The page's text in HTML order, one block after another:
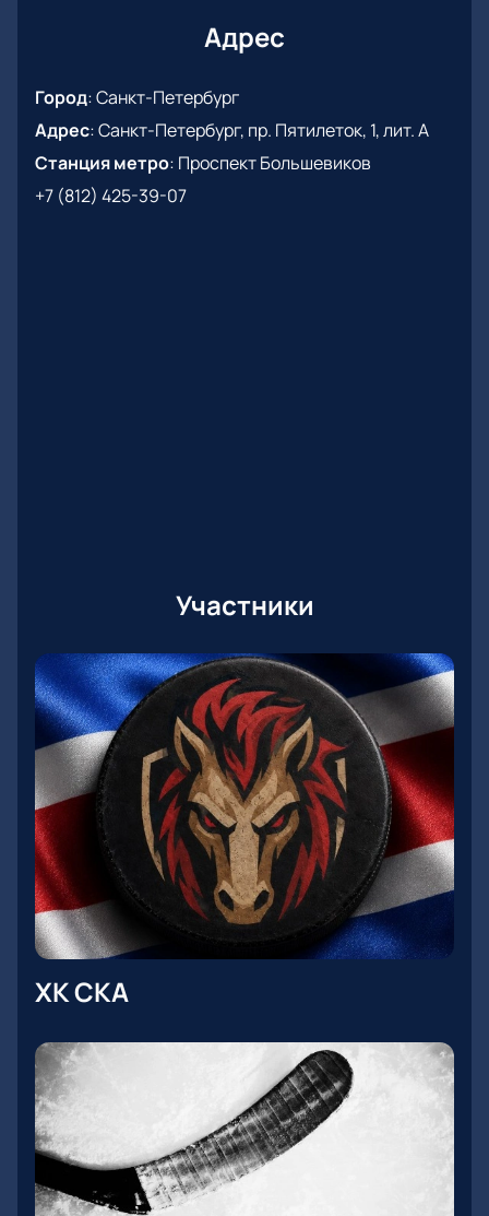
Адрес
Город:Санкт-Петербург
Адрес:Санкт-Петербург, пр. Пятилеток, 1, лит. А
Станция метро: Проспект Большевиков
+7 (812) 425-39-07
Участники
ХК СКА